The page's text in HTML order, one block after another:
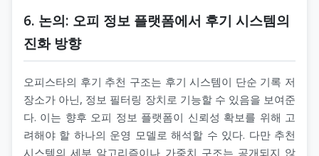
6. 논의: 오피 정보 플랫폼에서 후기 시스템의
진화 방향
오피스타의 후기 추천 구조는 후기 시스템이 단순 기록 저
장소가 아닌, 정보 필터링 장치로 기능할 수 있음을 보여준
다. 이는 향후 오피 정보 플랫폼이 신뢰성 확보를 위해 고
려해야 할 하나의 운영 모델로 해석할 수 있다. 다만 추천
시스템의 세부 알고리즘이나 가중치 구조는 공개되지 않